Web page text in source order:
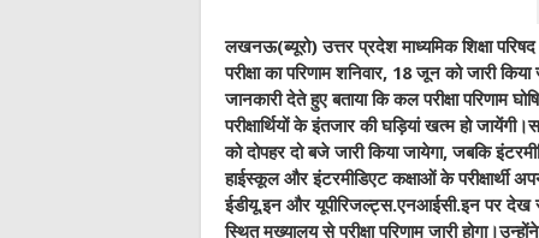
लखनऊ(ब्यूरो) उत्तर प्रदेश माध्यमिक शिक्षा
परीक्षा का परिणाम शनिवार, 18 जून को जारी
जानकारी देते हुए बताया कि कल परीक्षा परिणाम
परीक्षार्थियों के इंतजार की घड़ियां खत्म हो
को दोपहर दो बजे जारी किया जायेगा, जबकि
हाईस्कूल और इंटरमीडिएट कक्षाओं के परीक्षार्थी
ईडीयू.इन और यूपीरिजल्ट्स.एनआईसी.इन पर देख
स्थित मुख्यालय से परीक्षा परिणाम जारी